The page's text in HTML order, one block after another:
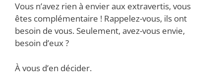
Vous n’avez rien à envier aux extravertis, vous
êtes complémentaire ! Rappelez-vous, ils ont
besoin de vous. Seulement, avez-vous envie,
besoin d’eux ?
À vous d’en décider.